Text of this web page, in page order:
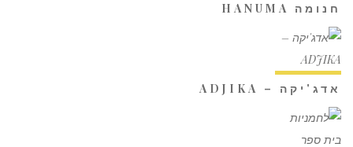
חנומה HANUMA
אדג'יקה – ADJIKA